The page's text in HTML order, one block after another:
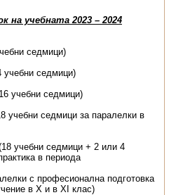
на учебната 2023 – 2024
седмици)
учебни седмици)
учебни седмици)
учебни седмици за паралелки в
учебни седмици + 2 или 4
в периода
с професионална подготовка
в Х и в XI клас)